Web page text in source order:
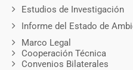
Estudios de Investigación
Informe del Estado de
Marco Legal
Cooperación Técnica
Convenios Bilaterales